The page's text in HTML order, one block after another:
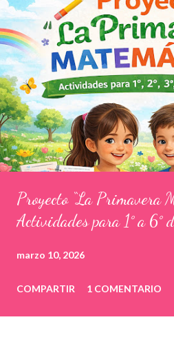
Proyecto “La Primavera
Actividades para 1° a 6°
marzo 10, 2026
COMPARTIR 1 COMENTARIO